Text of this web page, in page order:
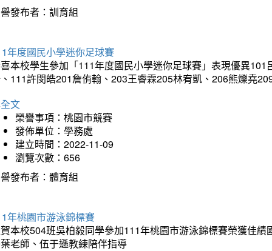
發布者：訓育組
年度國民小學迷你足球賽
本校學生參加「111年度國民小學迷你足球賽」表現優異
111許閔皓201詹侑翰、203王睿霖205林宥凱、206熊爍堯
文
榮譽事項：桃園市競賽
發佈單位：學務處
建立時間：2022-11-09
瀏覽次數：656
發布者：體育組
年桃園市游泳錦標賽
本校504班吳柏毅同學參加111年桃園市游泳錦標賽榮獲佳
老師、伍于遜教練陪伴指導